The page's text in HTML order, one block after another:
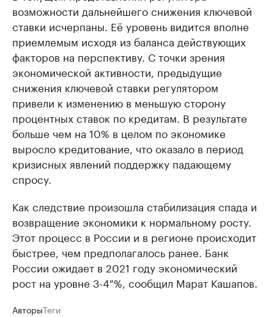
возможности дальнейшего снижения ключевой
ставки исчерпаны. Её уровень видится вполне
приемлемым исходя из баланса действующих
факторов на перспективу. С точки зрения
экономической активности, предыдущие
снижения ключевой ставки регулятором
привели к изменению в меньшую сторону
процентных ставок по кредитам. В результате
больше чем на 10% в целом по экономике
выросло кредитование, что оказало в период
кризисных явлений поддержку падающему
спросу.
Как следствие произошла стабилизация спада и
возвращение экономики к нормальному росту.
Этот процесс в России и в регионе происходит
быстрее, чем предполагалось ранее. Банк
России ожидает в 2021 году экономический
рост на уровне 3-4 %, сообщил Марат Кашапов.
АвторыТеги